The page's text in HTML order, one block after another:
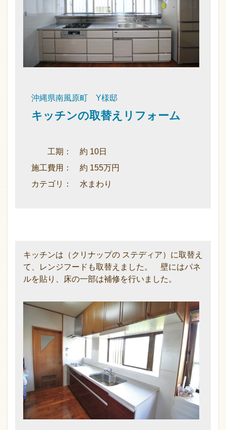
沖縄県南風原町 Y様邸
キッチンの取替えリフォーム
工期： 約 10日
施工費用： 約 155万円
カテゴリ： 水まわり
キッチンは（クリナップの ステディア）に取替え
て、レンジフードも取替えました。 壁にはパネ
ルを貼り、床の一部は補修を行いました。